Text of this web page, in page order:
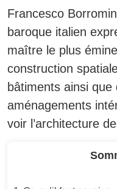
Francesco
baroque italien
maître le plus
construction
bâtiments ainsi
aménagements
voir l’architecture